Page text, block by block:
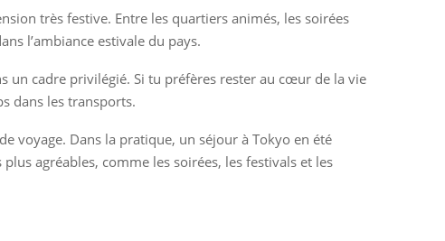
très festive. Entre les quartiers animés, les soirées
l’ambiance estivale du pays.
un cadre privilégié. Si tu préfères rester au cœur de la vie
dans les transports.
voyage. Dans la pratique, un séjour à Tokyo en été
agréables, comme les soirées, les festivals et les